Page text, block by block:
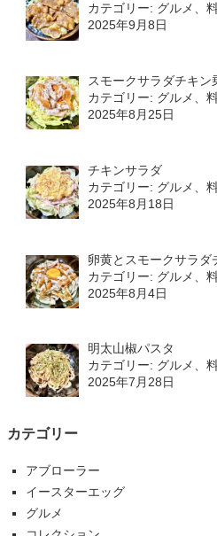
カテゴリー: グルメ、
2025年9月8日
スモークサラダチキ
カテゴリー: グルメ、
2025年8月25日
チキンサラダ
カテゴリー: グルメ、
2025年8月18日
卵黄とスモークサラダ
カテゴリー: グルメ、
2025年8月4日
明太山椒パスタ
カテゴリー: グルメ、
2025年7月28日
カテゴリー
アブローラー
イースターエッグ
グルメ